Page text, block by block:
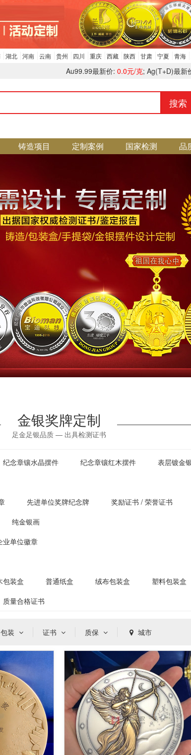
湖北 河南 云南 贵州 四川 重庆 西藏 陕西 甘肃 宁夏 青海
Au99.99最新价: 0.0元/克; Ag(T+D)最新
搜索
铸造项目 定制案例 国家检测 品
金银奖牌定制
足金足银品质 — 出具检测证书
纪念章镶水晶摆件 纪念章镶红木摆件
表层镀金
先进单位奖牌纪念牌
奖励证书 / 荣誉证书
纯金银画
业单位徽章
包装盒 普通纸盒 绒布包装盒 塑料包装盒
质量合格证书
包装 证书 质保 城市